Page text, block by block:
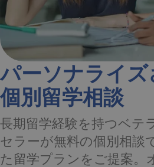
パーソナライズ
個別留学相談
長期留学経験を持つベテ
セラーが無料の個別相談
た留学プランをご提案。